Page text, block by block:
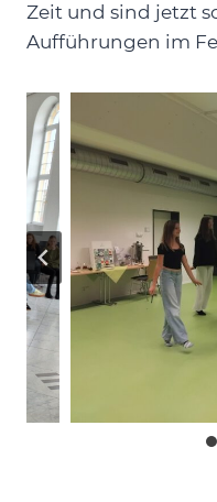
Zeit und sind jetzt
Aufführungen im